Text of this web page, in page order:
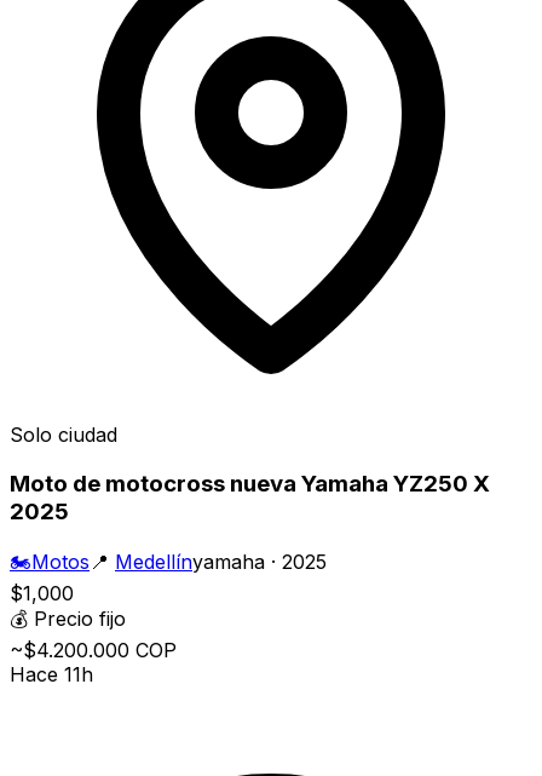
Solo ciudad
Moto de motocross nueva Yamaha YZ250 X
2025
🏍️Motos 📍 Medellínyamaha · 2025
$1,000
💰 Precio fijo
~$4.200.000 COP
Hace 11h